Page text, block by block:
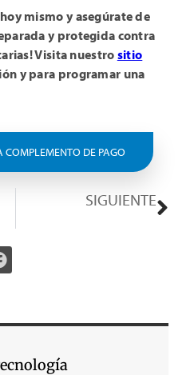
mismo y asegúrate de
y protegida contra
Visita nuestrositio
y para programar una
COMPLEMENTO DE PAGO
SIGUIENTE